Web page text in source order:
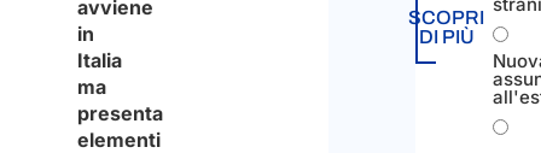
avviene
in
Italia
ma
presenta
elementi
SCOPRI
DI PIÙ